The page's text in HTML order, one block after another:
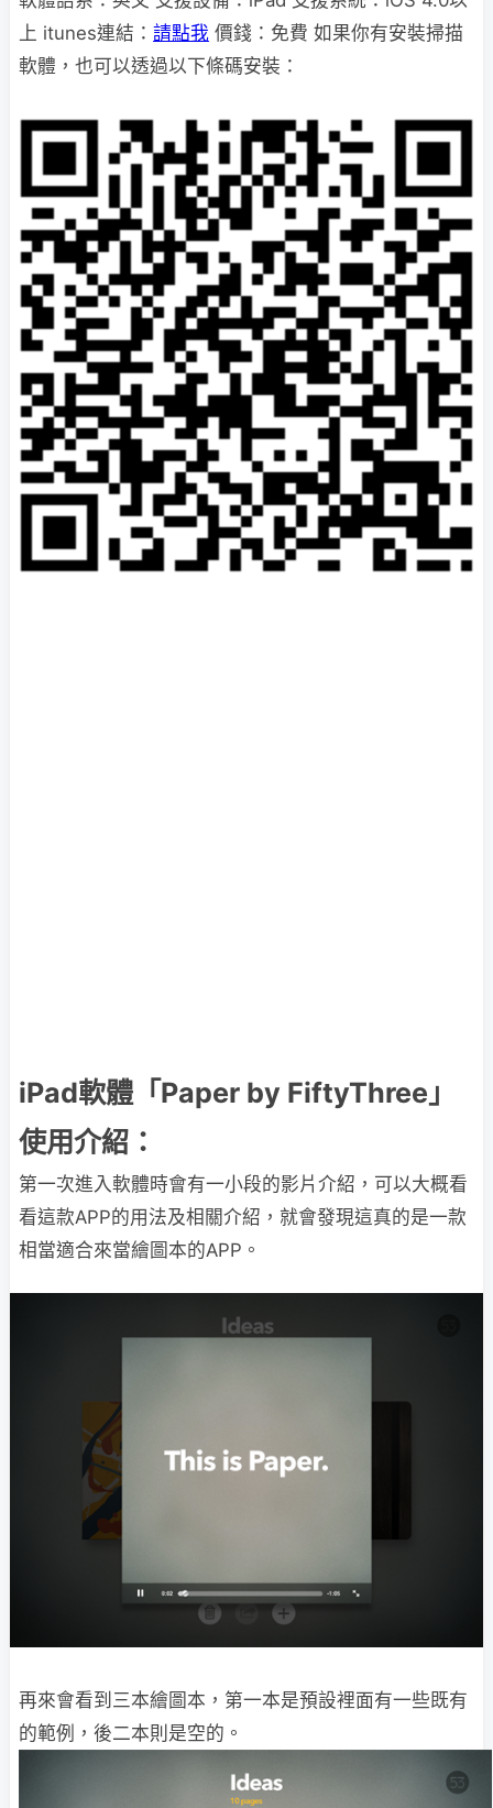
上 itunes連結： 請點我 價錢：免費 如果你有安裝掃描
軟體，也可以透過以下條碼安裝：
iPad軟體「Paper by FiftyThree」
使用介紹：
第一次進入軟體時會有一小段的影片介紹，可以大概看
看這款APP的用法及相關介紹，就會發現這真的是一款
相當適合來當繪圖本的APP。
再來會看到三本繪圖本，第一本是預設裡面有一些既有
的範例，後二本則是空的。